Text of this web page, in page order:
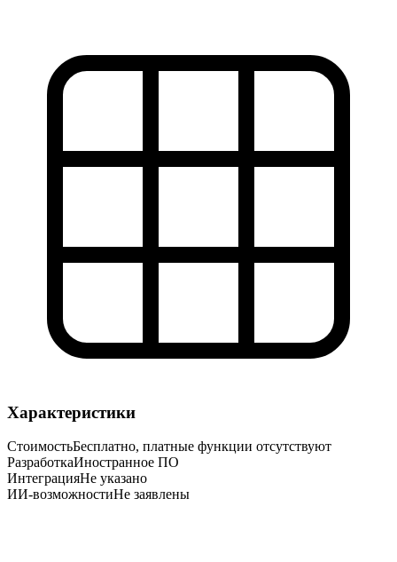
Характеристики
СтоимостьБесплатно, платные функции отсутствуют
РазработкаИностранное ПО
ИнтеграцияНе указано
ИИ-возможностиНе заявлены